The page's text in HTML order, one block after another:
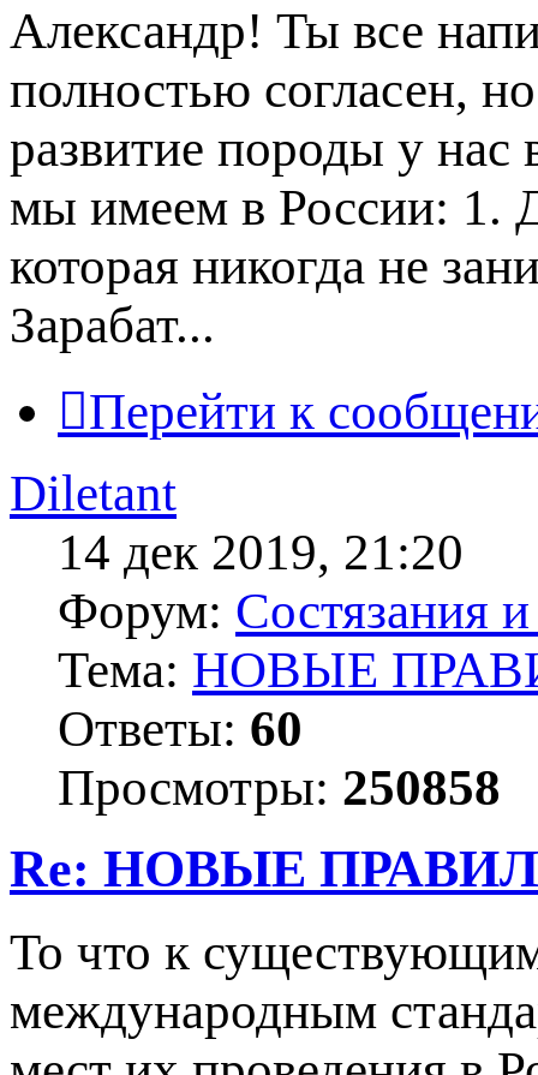
Александр! Ты все
полностью согласен,
развитие породы у нас
мы имеем в России: 1.
которая никогда не
Зарабат...
Перейти к
Diletant
14 дек 2019, 21:20
Форум: Состязания
Тема: НОВЫЕ
Ответы: 60
Просмотры: 250858
Re: НОВЫЕ
То что к
международным